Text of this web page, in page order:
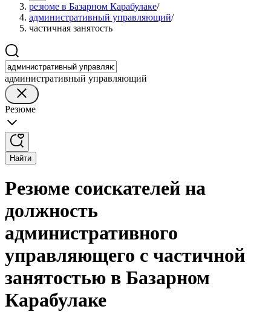
резюме в Базарном Карабулаке/
административный управляющий/
частичная занятость
административный управляющий
Резюме
Найти
Резюме соискателей на
должность
административного
управляющего с частичной
занятостью в Базарном
Карабулаке